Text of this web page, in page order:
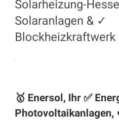
Solarheizung-
Solaranlagen & ✓
Blockheizkraftwerk
🥇 Enersol, Ihr ✅